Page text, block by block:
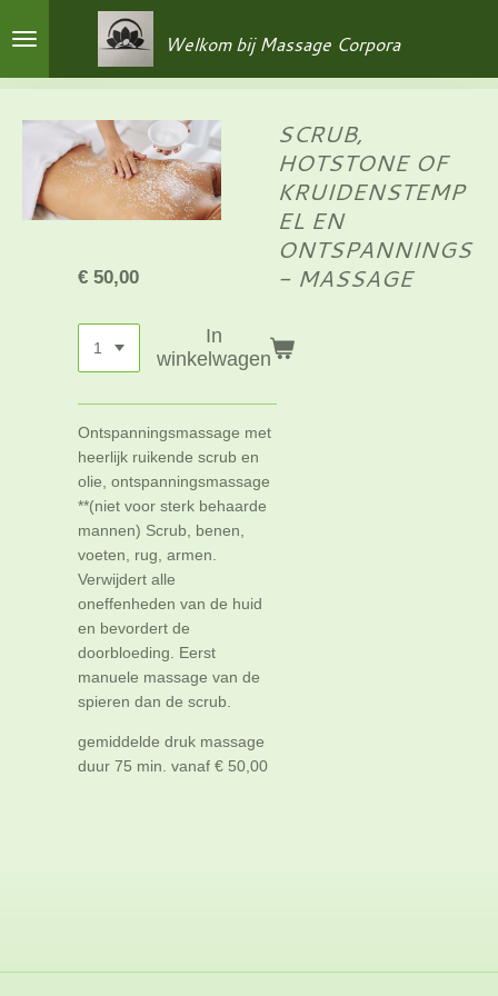
direct
hoofdinhoud
Welkom bij Massage Corpora
SCRUB,
HOTSTONE OF
KRUIDENSTEMP
EL EN
ONTSPANNINGS
- MASSAGE
€ 50,00
In
winkelwagen
Ontspanningsmassage met
heerlijk ruikende scrub en
olie, ontspanningsmassage
**(niet voor sterk behaarde
mannen) Scrub, benen,
voeten, rug, armen.
Verwijdert alle
oneffenheden van de huid
en bevordert de
doorbloeding. Eerst
manuele massage van de
spieren dan de scrub.
gemiddelde druk massage
duur 75 min. vanaf € 50,00